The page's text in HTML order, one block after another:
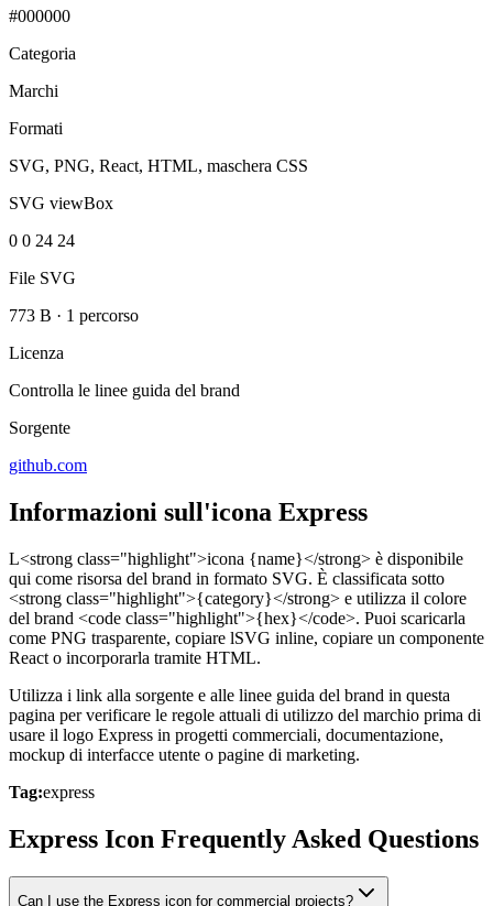
#000000
Categoria
Marchi
Formati
SVG, PNG, React, HTML, maschera CSS
SVG viewBox
0 0 24 24
File SVG
773 B · 1 percorso
Licenza
Controlla le linee guida del brand
Sorgente
github.com
Informazioni sull'icona Express
L<strong class="highlight">icona {name}</strong> è disponibile
qui come risorsa del brand in formato SVG. È classificata sotto
<strong class="highlight">{category}</strong> e utilizza il colore
del brand <code class="highlight">{hex}</code>. Puoi scaricarla
come PNG trasparente, copiare lSVG inline, copiare un componente
React o incorporarla tramite HTML.
Utilizza i link alla sorgente e alle linee guida del brand in questa
pagina per verificare le regole attuali di utilizzo del marchio prima di
usare il logo Express in progetti commerciali, documentazione,
mockup di interfacce utente o pagine di marketing.
Tag:express
Express Icon Frequently Asked Questions
Can I use the Express icon for commercial projects?